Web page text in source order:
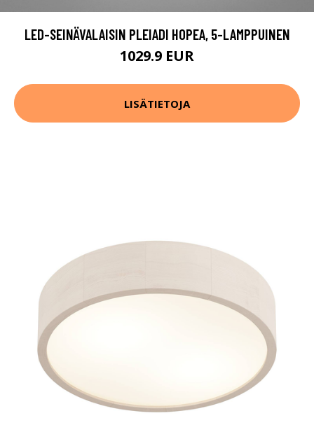
LED-SEINÄVALAISIN PLEIADI HOPEA, 5-LAMPPUINEN
1029.9 EUR
LISÄTIETOJA